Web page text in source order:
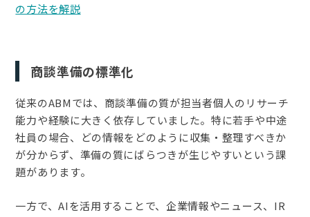
の方法を解説
商談準備の標準化
従来のABMでは、商談準備の質が担当者個人のリサーチ
能力や経験に大きく依存していました。特に若手や中途
社員の場合、どの情報をどのように収集・整理すべきか
が分からず、準備の質にばらつきが生じやすいという課
題があります。
一方で、AIを活用することで、企業情報やニュース、IR